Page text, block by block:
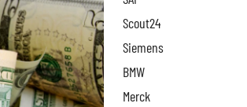
Scout24
Siemens
BMW
Merck